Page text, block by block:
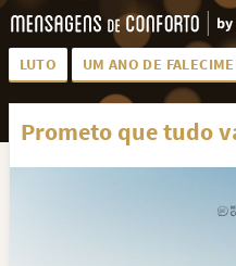
LUTO UM ANO DE
LUTO PARA AMIGA
SAUDADES DA MÃE
Prometo que tudo